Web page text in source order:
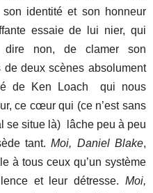
identité et son honneur
essaie de lui nier, qui
non, de clamer son
de deux scènes absolument
de Ken Loach qui nous
ce cœur qui (ce n’est sans
se situe là) lâche peu à peu
tant.Moi, Daniel Blake,
à tous ceux qu’un système
et leur détresse. Moi,